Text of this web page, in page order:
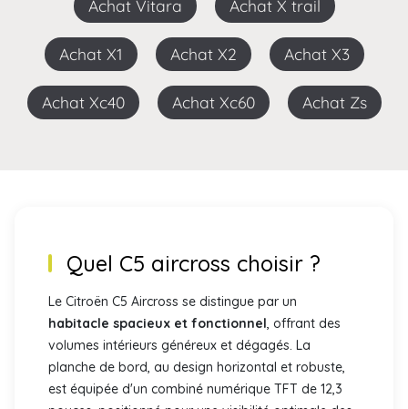
Achat Vitara Achat X trail
Achat X1 Achat X2 Achat X3
Achat Xc40 Achat Xc60 Achat Zs
Quel C5 aircross choisir ?
Le Citroën C5 Aircross se distingue par un
habitacle spacieux et fonctionnel, offrant des
volumes intérieurs généreux et dégagés. La
planche de bord, au design horizontal et robuste,
est équipée d'un combiné numérique TFT de 12,3